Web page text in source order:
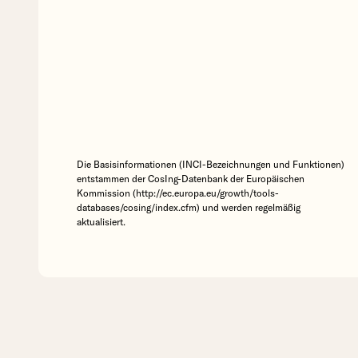
Die Basisinformationen (INCI-Bezeichnungen und Funktionen)
entstammen der CosIng-Datenbank der Europäischen
Kommission (http://ec.europa.eu/growth/tools-
databases/cosing/index.cfm) und werden regelmäßig
aktualisiert.